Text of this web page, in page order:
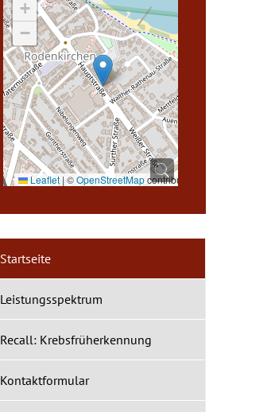
+
−
Leaflet |©OpenStreetMapcontributors
Startseite
Leistungsspektrum
Recall: Krebsfrüherkennung
Kontaktformular